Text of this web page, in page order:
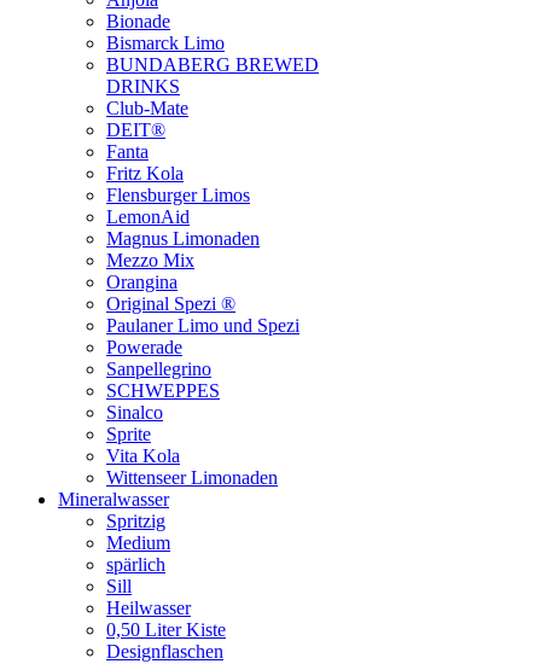
Bionade
Bismarck Limo
BUNDABERG BREWED
DRINKS
Club-Mate
DEIT®
Fanta
Fritz Kola
Flensburger Limos
LemonAid
Magnus Limonaden
Mezzo Mix
Orangina
Original Spezi ®
Paulaner Limo und Spezi
Powerade
Sanpellegrino
SCHWEPPES
Sinalco
Sprite
Vita Kola
Wittenseer Limonaden
Mineralwasser
Spritzig
Medium
spärlich
Sill
Heilwasser
0,50 Liter Kiste
Designflaschen